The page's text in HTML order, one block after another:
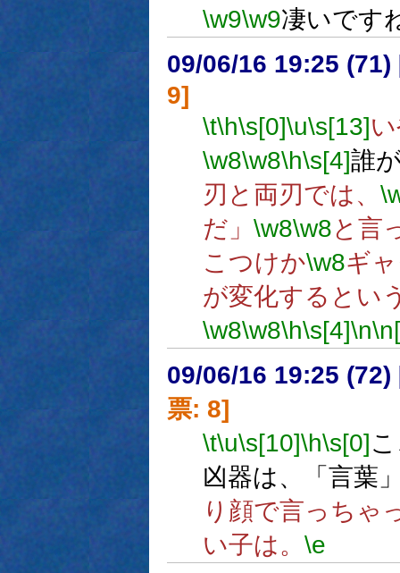
\w9\w9凄いです
09/06/16 19:25 (71)
9]
\t\h\s[0]\u\s[13]
\w8\w8\h\s[4]誰
刃と両刃では、
だ」 \w8\w8と言
こつけか\w8ギ
が変化するとい
\w8\w8\h\s[4]\n
09/06/16 19:25 (72)
票: 8]
\t\u\s[10]\h\s[0]
凶器は、「言葉
り顔で言っちゃ
い子は。 \e